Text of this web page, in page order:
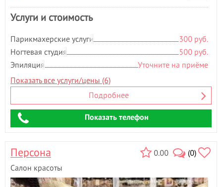
Услуги и стоимость
Парикмахерские услуги
300 руб.
Ногтевая студия
500 руб.
Эпиляция
Уточните на приёме
Показать все услуги/цены (6)
Подробнее
Показать телефон
0.00 (0)
Персона
Салон красоты